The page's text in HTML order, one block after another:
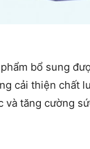
bổ sung
cải thiện chất
và tăng cường